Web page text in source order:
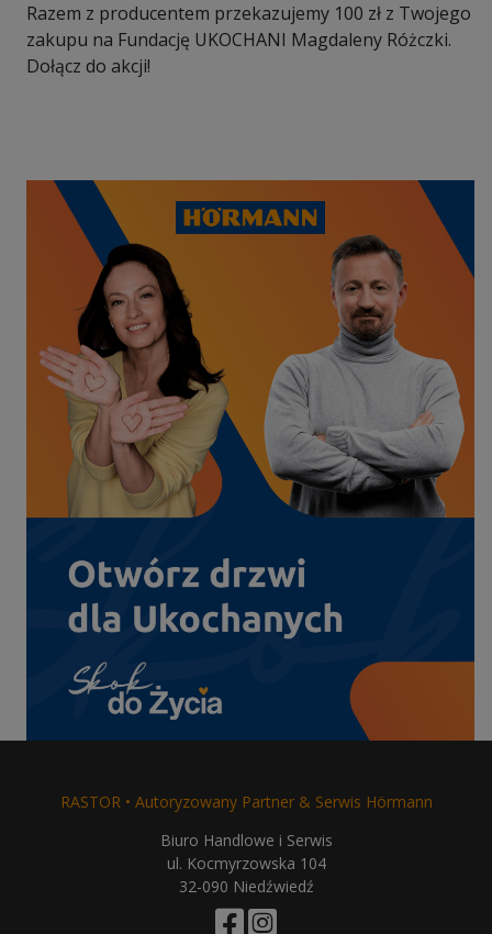
Razem z producentem przekazujemy 100 zł z Twojego
zakupu na Fundację UKOCHANI Magdaleny Różczki.
Dołącz do akcji!
RASTOR • Autoryzowany Partner & Serwis Hörmann
Biuro Handlowe i Serwis
ul. Kocmyrzowska 104
32-090 Niedźwiedź